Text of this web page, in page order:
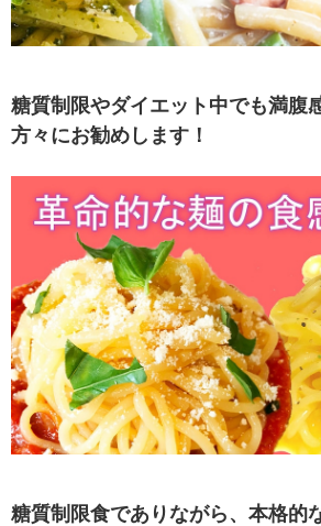
糖質制限やダイエット中でも満腹
方々にお勧めします！
糖質制限食でありながら、本格的